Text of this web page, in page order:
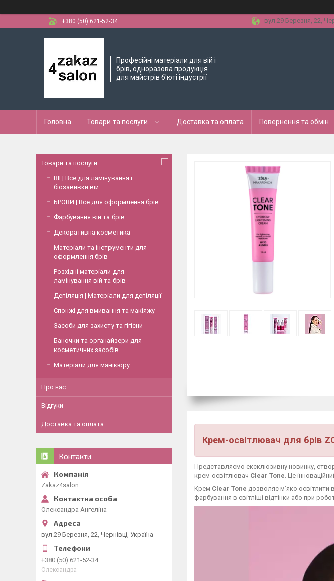
+380 (50) 621-52-34
вул.29 Березня, 22,
Професійні матеріали для вій і
брів, одноразова продукція
для майстрів б'юті індустрії
Головна Товари та послуги Доставка та оплата Повернення та обмін
Крем-освітлювач для брів
Представляємо ексклюзивну новинку,
крем-освітлювач Clear Tone. Це
Крем Clear Tone дозволяє м’яко освітлити
фарбування в світліші відтінки або при
Товари та послуги
ВІЇ | Все для ламінування і
біозавивки вій
БРОВИ | Все для оформлення брів
Фарбування вій та брів
Декоративна косметика
Матеріали та інструменти для
оформлення брів
Розхідні матеріали для
ламінування вій та брів
Депіляція | Матеріали для депіляції
Спонжі для вмивання та макіяжу
Засоби для захисту та гігієни
Баночки та органайзери для
косметичних засобів
Матеріали для манікюру
Про нас
Відгуки
Доставка та оплата
Контакти
Zakaz4salon
Олександра Ангеліна
вул.29 Березня, 22, Чернівці, Україна
+380 (50) 621-52-34
Олександра